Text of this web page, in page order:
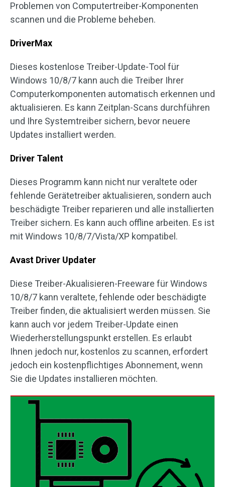
Problemen von Computertreiber-Komponenten
scannen und die Probleme beheben.
DriverMax
Dieses kostenlose Treiber-Update-Tool für
Windows 10/8/7 kann auch die Treiber Ihrer
Computerkomponenten automatisch erkennen und
aktualisieren. Es kann Zeitplan-Scans durchführen
und Ihre Systemtreiber sichern, bevor neuere
Updates installiert werden.
Driver Talent
Dieses Programm kann nicht nur veraltete oder
fehlende Gerätetreiber aktualisieren, sondern auch
beschädigte Treiber reparieren und alle installierten
Treiber sichern. Es kann auch offline arbeiten. Es ist
mit Windows 10/8/7/Vista/XP kompatibel.
Avast Driver Updater
Diese Treiber-Akualisieren-Freeware für Windows
10/8/7 kann veraltete, fehlende oder beschädigte
Treiber finden, die aktualisiert werden müssen. Sie
kann auch vor jedem Treiber-Update einen
Wiederherstellungspunkt erstellen. Es erlaubt
Ihnen jedoch nur, kostenlos zu scannen, erfordert
jedoch ein kostenpflichtiges Abonnement, wenn
Sie die Updates installieren möchten.